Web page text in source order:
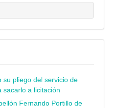
su pliego del servicio de
sacarlo a licitación
Fernando Portillo de